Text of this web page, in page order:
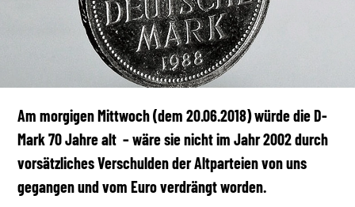
Am morgigen Mittwoch (dem 20.06.2018) würde die D-
Mark 70 Jahre alt – wäre sie nicht im Jahr 2002 durch
vorsätzliches Verschulden der Altparteien von uns
gegangen und vom Euro verdrängt worden.